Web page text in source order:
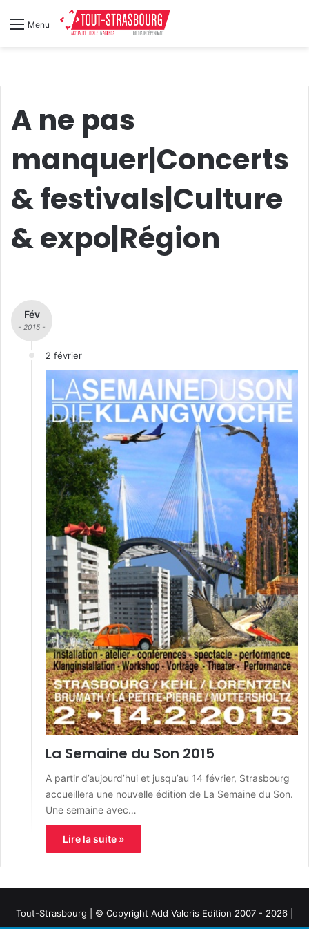
Menu
A ne pas
manquer|Concerts
& festivals|Culture
& expo|Région
Fév
- 2015 -
2 février
La Semaine du Son 2015
A partir d’aujourd’hui et jusqu’au 14 février, Strasbourg
accueillera une nouvelle édition de La Semaine du Son.
Une semaine avec…
Lire la suite »
Tout-Strasbourg | © Copyright Add Valoris Edition 2007 - 2026 |